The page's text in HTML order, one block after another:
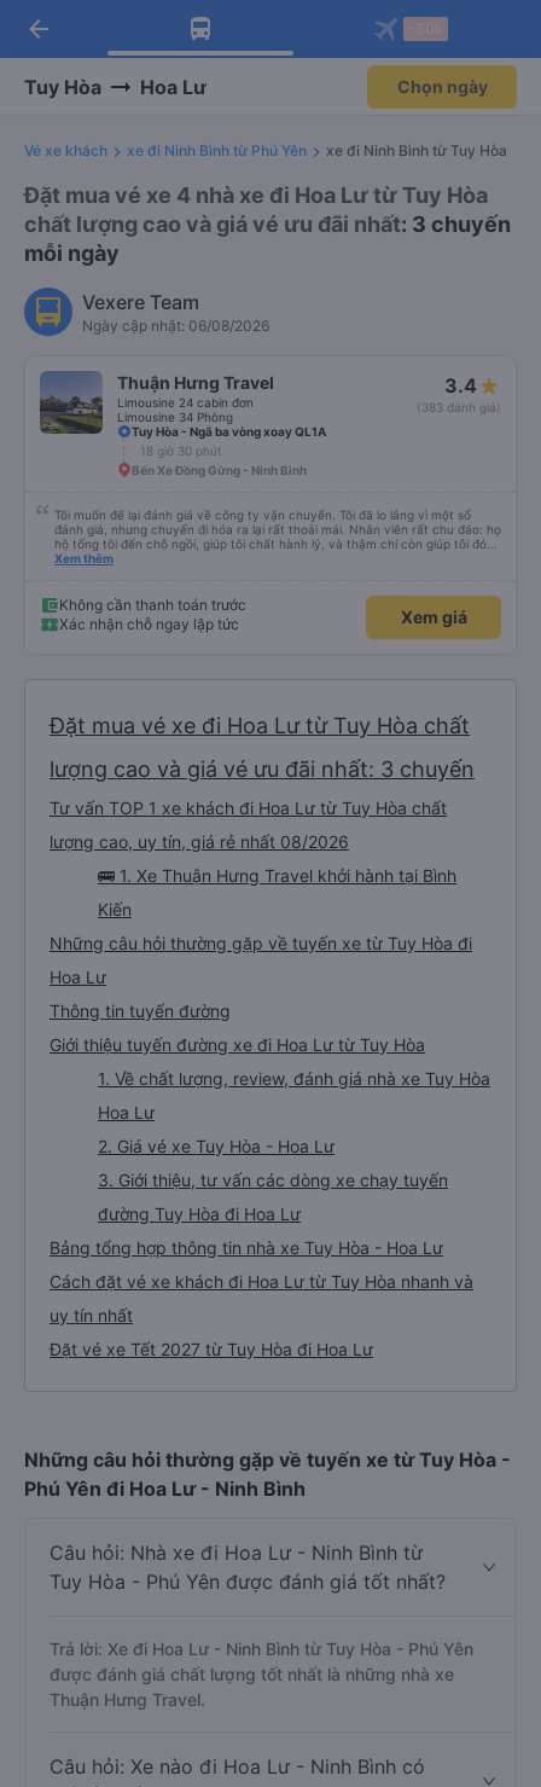
Tải app Vexere ngay!
Nhận ưu đãi thành viên độc
Mở app
Tải app Vexere
-30k/ghế khi đặt vé máy bay qua
Mở app
arrow_back
Tuy Hòa Hoa Lư Chọn ngày
Vé xe khách xe đi Ninh Bình từ Phú Yên xe đi Ninh Bình từ Tuy Hòa
Đặt mua vé xe 4 nhà xe đi Hoa Lư từ Tuy Hòa
chất lượng cao và giá vé ưu đãi nhất: 3 chuyến
mỗi ngày
Vexere Team
Ngày cập nhật: 06/08/2026
Thuận Hưng Travel
Limousine 24 cabin đơn
Limousine 34 Phòng
3.4
(383 đánh giá)
Tuy Hòa - Ngã ba vòng xoay QL1A
18 giờ 30 phút
Bến Xe Đồng Gừng - Ninh Bình
Tôi muốn để lại đánh giá về công ty vận chuyển. Tôi đã lo lắng vì một số
đánh giá, nhưng chuyến đi hóa ra lại rất thoải mái. Nhân viên rất chu đáo: họ
hộ tống tôi đến chỗ ngồi, giúp tôi chất hành lý, và thậm chí còn giúp tôi đóng
gói giày. Điểm trừ duy nhất là xe buýt đến sớm hơn một tiếng so với giờ khởi
chọn công ty này.
Xem thêm
Không cần thanh toán trước
Xác nhận chỗ ngay lập tức
Xem giá
Đặt mua vé xe đi Hoa Lư từ Tuy Hòa chất
lượng cao và giá vé ưu đãi nhất: 3 chuyến
Tư vấn TOP 1 xe khách đi Hoa Lư từ Tuy Hòa chất
lượng cao, uy tín, giá rẻ nhất 08/2026
🚌 1. Xe Thuận Hưng Travel khởi hành tại Bình
Kiến
Những câu hỏi thường gặp về tuyến xe từ Tuy Hòa đi
Hoa Lư
Thông tin tuyến đường
Giới thiệu tuyến đường xe đi Hoa Lư từ Tuy Hòa
1. Về chất lượng, review, đánh giá nhà xe Tuy Hòa
Hoa Lư
2. Giá vé xe Tuy Hòa - Hoa Lư
3. Giới thiệu, tư vấn các dòng xe chạy tuyến
đường Tuy Hòa đi Hoa Lư
Bảng tổng hợp thông tin nhà xe Tuy Hòa - Hoa Lư
Cách đặt vé xe khách đi Hoa Lư từ Tuy Hòa nhanh và
uy tín nhất
Đặt vé xe Tết 2027 từ Tuy Hòa đi Hoa Lư
Những câu hỏi thường gặp về tuyến xe từ Tuy Hòa -
Phú Yên đi Hoa Lư - Ninh Bình
Câu hỏi: Nhà xe đi Hoa Lư - Ninh Bình từ
Tuy Hòa - Phú Yên được đánh giá tốt nhất?
Trả lời: Xe đi Hoa Lư - Ninh Bình từ Tuy Hòa - Phú Yên
được đánh giá chất lượng tốt nhất là những nhà xe
Thuận Hưng Travel.
Câu hỏi: Xe nào đi Hoa Lư - Ninh Bình có